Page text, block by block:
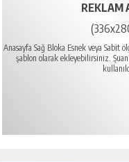
REKLAM
Anasayfa Sağ Bloka Esnek veya Sabit
şablon olarak ekleyebilirsiniz.